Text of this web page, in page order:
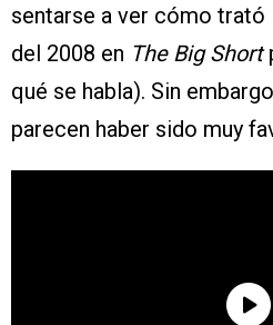
sentarse a ver cómo
del 2008 en The Big Short
qué se habla). Sin
parecen haber sido muy